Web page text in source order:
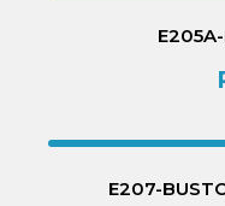
E207-